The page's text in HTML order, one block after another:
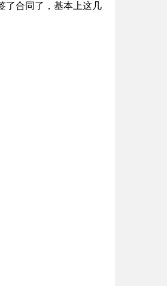
了合同了，基本上这几